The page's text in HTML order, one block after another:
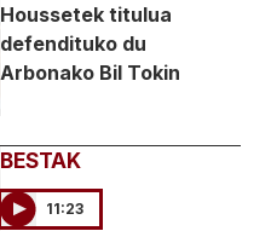
Houssetek titulua
defendituko du
Arbonako Bil Tokin
BESTAK
11:23